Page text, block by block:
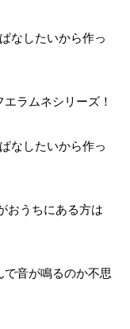
なしたいから作っ
ラムネシリーズ！
なしたいから作っ
おうちにある方は
で音が鳴るのか不思